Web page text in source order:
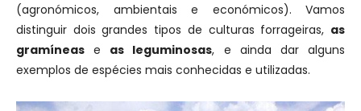
(agronómicos, ambientais e económicos). Vamos
distinguir dois grandes tipos de culturas forrageiras, as
gramíneas e as leguminosas, e ainda dar alguns
exemplos de espécies mais conhecidas e utilizadas.